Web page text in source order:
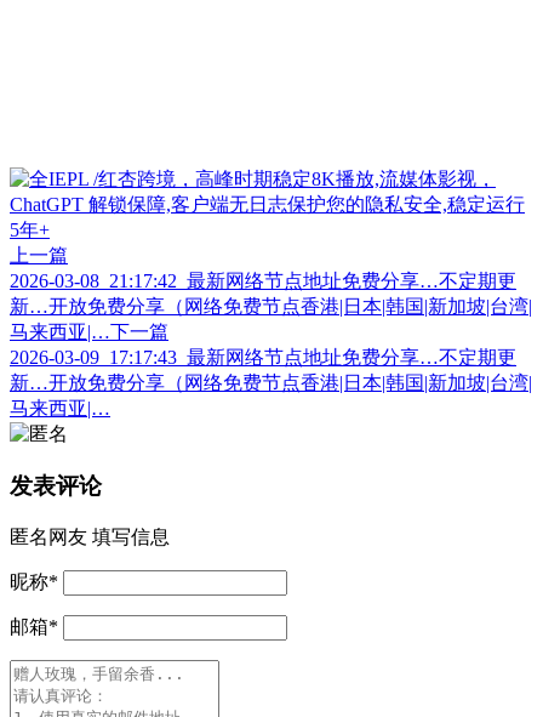
上一篇
2026-03-08_21:17:42_最新网络节点地址免费分享…不定期更
新…开放免费分享（网络免费节点香港|日本|韩国|新加坡|台湾|
马来西亚|… 下一篇
2026-03-09_17:17:43_最新网络节点地址免费分享…不定期更
新…开放免费分享（网络免费节点香港|日本|韩国|新加坡|台湾|
马来西亚|…
发表评论
匿名网友 填写信息
昵称*
邮箱*